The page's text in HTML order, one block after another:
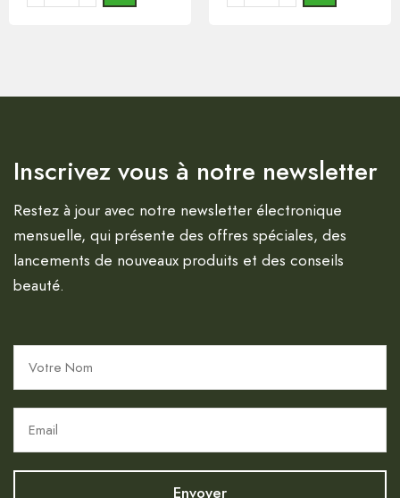
Inscrivez vous à notre newsletter
Restez à jour avec notre newsletter électronique
mensuelle, qui présente des offres spéciales, des
lancements de nouveaux produits et des conseils
beauté.